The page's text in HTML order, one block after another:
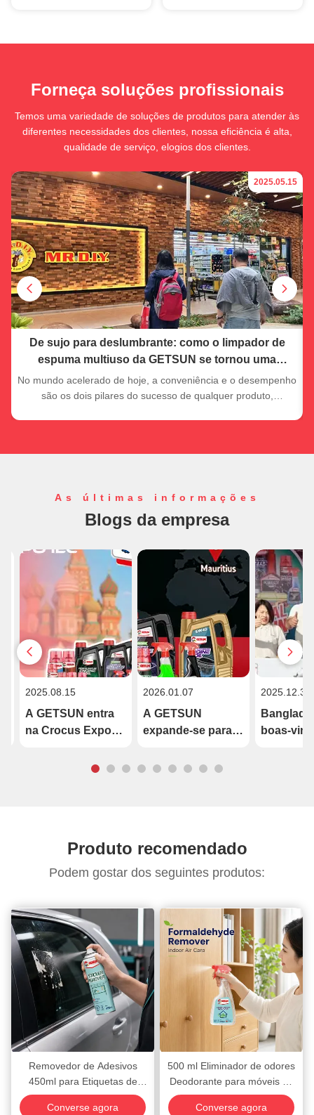
Forneça soluções profissionais
Temos uma variedade de soluções de produtos para atender às
diferentes necessidades dos clientes, nossa eficiência é alta,
qualidade de serviço, elogios dos clientes.
2025.05.15
De sujo para deslumbrante: como o limpador de
espuma multiuso da GETSUN se tornou uma
mudança no cenário de detalhamento de carros da
Malásia
No mundo acelerado de hoje, a conveniência e o desempenho
são os dois pilares do sucesso de qualquer produto,
apenas como uma solu...
2025.08.15
A GETSUN entra
na Crocus Expo
Descubra nossas
2026.01.07
A GETSUN
expande-se para a
Austrália
2025.12.31
boas-
As últimas informações
Blogs da empresa
Produto recomendado
Podem gostar dos seguintes produtos:
Removedor de Adesivos
450ml para Etiquetas de
Veículos e Resíduos de Cola
Converse agora
500 ml Eliminador de odores
Deodorante para móveis de
sala de pulverização
Desodorizante de
Converse agora